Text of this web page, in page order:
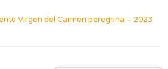
Virgen del Carmen peregrina – 2023